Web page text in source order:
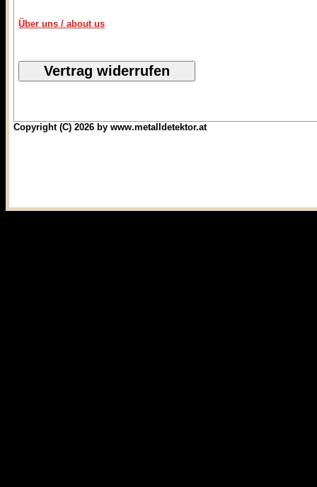
Über uns / about us
Copyright (C) 2026 by www.metalldetektor.at